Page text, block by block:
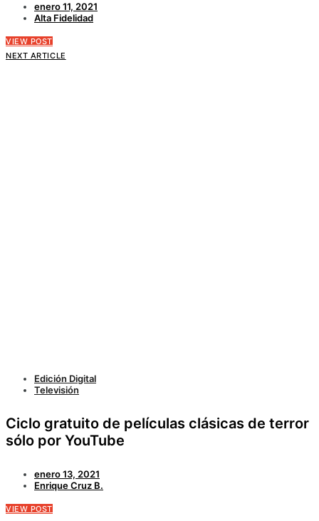
enero 11, 2021
Alta Fidelidad
VIEW POST
NEXT ARTICLE
Edición Digital
Televisión
Ciclo gratuito de películas clásicas de terror
sólo por YouTube
enero 13, 2021
Enrique Cruz B.
VIEW POST